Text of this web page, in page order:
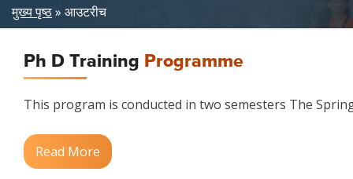
Breadcrumb
मुख्य पृष्ठ आउटरीच
Ph D Training Programme
This program is conducted in two semesters The
Read More